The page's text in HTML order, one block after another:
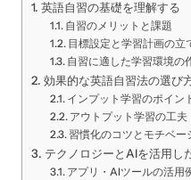
英語自習の基礎を理解する
自習のメリットと課題
目標設定と学習計画の立
自習に適した学習環境の
効果的な英語自習法の選び
インプット学習のポイン
アウトプット学習の工夫
習慣化のコツとモチベー
テクノロジーとAIを活用し
アプリ・AIツールの活用